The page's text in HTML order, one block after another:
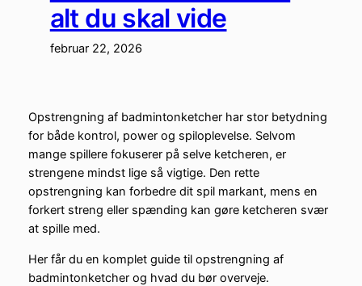
alt du skal vide
februar 22, 2026
Opstrengning af badmintonketcher har stor betydning
for både kontrol, power og spiloplevelse. Selvom
mange spillere fokuserer på selve ketcheren, er
strengene mindst lige så vigtige. Den rette
opstrengning kan forbedre dit spil markant, mens en
forkert streng eller spænding kan gøre ketcheren svær
at spille med.
Her får du en komplet guide til opstrengning af
badmintonketcher og hvad du bør overveje.